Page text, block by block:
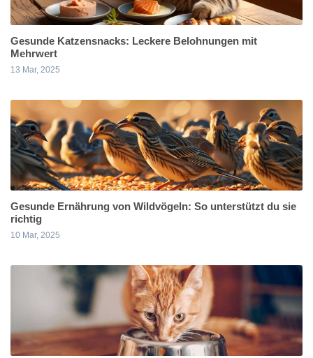
Gesunde Katzensnacks: Leckere Belohnungen mit
Mehrwert
13 Mar, 2025
Gesunde Ernährung von Wildvögeln: So unterstützt du sie
richtig
10 Mar, 2025